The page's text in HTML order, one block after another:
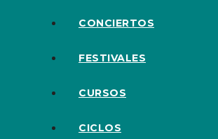
CONCIERTOS
FESTIVALES
CURSOS
CICLOS